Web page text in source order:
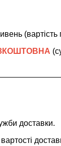
(вартість
доставки.
вартості